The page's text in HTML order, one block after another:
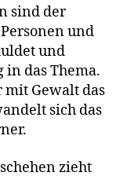
sind der
und
und
in das Thema.
Gewalt das
sich das
zieht